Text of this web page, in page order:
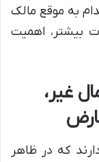
به موقع مالک
بیشتر، اهمیت
غیر،
که در ظاهر